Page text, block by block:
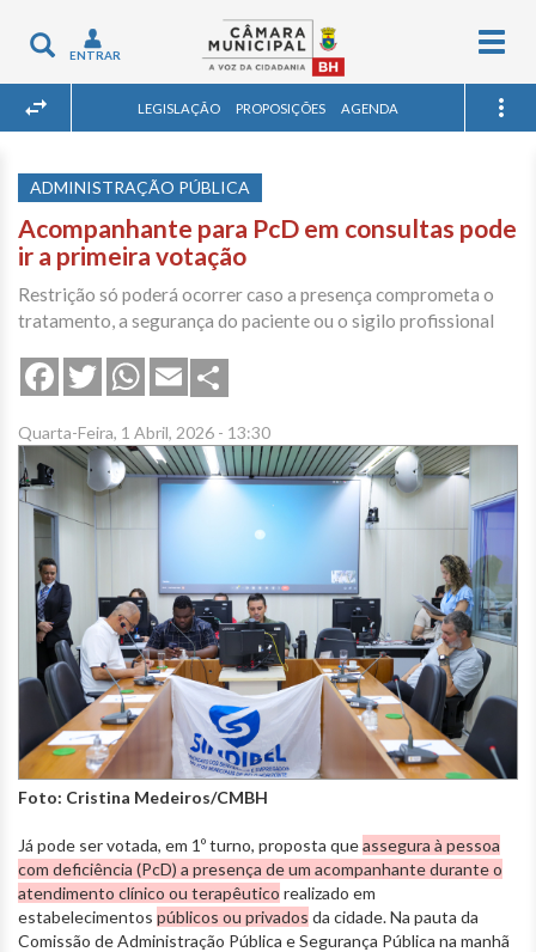
Toggle
navigation
ENTRAR
LEGISLAÇÃO PROPOSIÇÕES AGENDA
ADMINISTRAÇÃO PÚBLICA
Acompanhante para PcD em consultas pode
ir a primeira votação
Restrição só poderá ocorrer caso a presença comprometa o
tratamento, a segurança do paciente ou o sigilo profissional
FacebookTwitterWhatsApp
Email
Quarta-Feira, 1 Abril, 2026 - 13:30
Foto: Cristina Medeiros/CMBH
Já pode ser votada, em 1º turno, proposta queassegura à pessoa
com deficiência (PcD) a presença de um acompanhante durante o
atendimento clínico ou terapêutico realizado em
estabelecimentos públicos ou privados da cidade. Na pauta da
Comissão de Administração Pública e Segurança Pública na manhã